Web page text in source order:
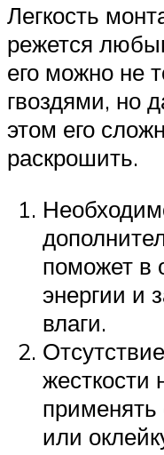
Легкость
режется
его можно не
гвоздями, но
этом его
раскрошить.
поможет в
энергии и
влаги.
жесткости
применять
или